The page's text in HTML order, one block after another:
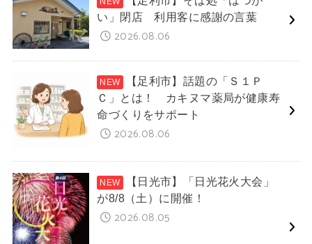
い」閉店 利用客に感謝の言葉
2026.08.06
【足利市】話題の「Ｓ１Ｐ
Ｃ」とは！ カキヌマ薬局が健康寿
命づくりをサポート
2026.08.06
【日光市】「日光花火大会」
が8/8（土）に開催！
2026.08.05